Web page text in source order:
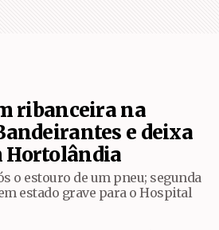
ribanceira na
e deixa
Hortolândia
o estouro de um pneu; segunda
estado grave para o Hospital